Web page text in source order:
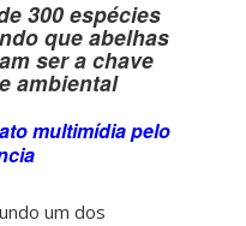
300 espécies
que abelhas
ser a chave
ambiental
multimídia pelo
um dos